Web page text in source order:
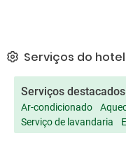
Serviços do hotel
Serviços
Ar-condicionado
Serviço de lavandaria